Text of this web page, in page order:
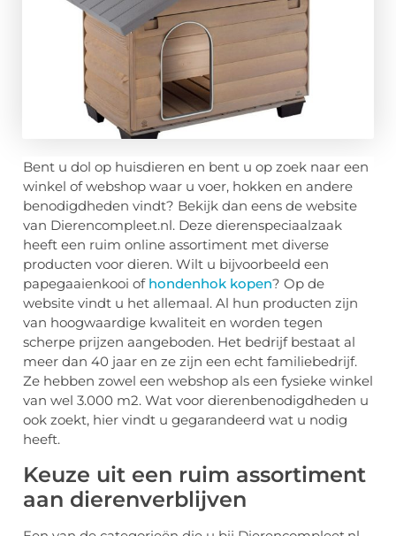
Bent u dol op huisdieren en bent u op zoek naar een
winkel of webshop waar u voer, hokken en andere
benodigdheden vindt? Bekijk dan eens de website
van Dierencompleet.nl. Deze dierenspeciaalzaak
heeft een ruim online assortiment met diverse
producten voor dieren. Wilt u bijvoorbeeld een
papegaaienkooi of hondenhok kopen? Op de
website vindt u het allemaal. Al hun producten zijn
van hoogwaardige kwaliteit en worden tegen
scherpe prijzen aangeboden. Het bedrijf bestaat al
meer dan 40 jaar en ze zijn een echt familiebedrijf.
Ze hebben zowel een webshop als een fysieke winkel
van wel 3.000 m2. Wat voor dierenbenodigdheden u
ook zoekt, hier vindt u gegarandeerd wat u nodig
heeft.
Keuze uit een ruim assortiment
aan dierenverblijven